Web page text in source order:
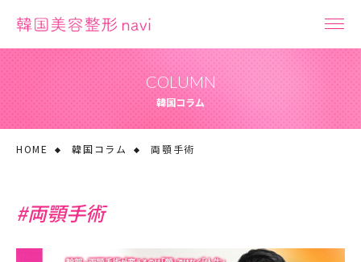
COLUMN
韓国コラム
HOME 韓国コラム 両顎手術
#両顎手術